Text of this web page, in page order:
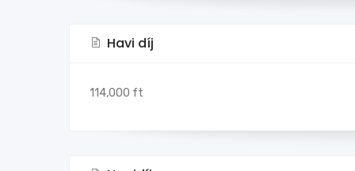
Havi díj
114,000 ft